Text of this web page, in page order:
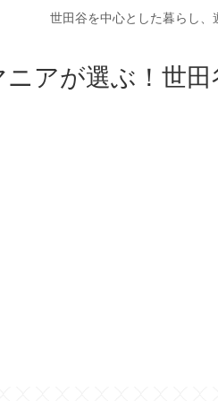
世田谷を中心とした暮らし
ニアが選ぶ！世